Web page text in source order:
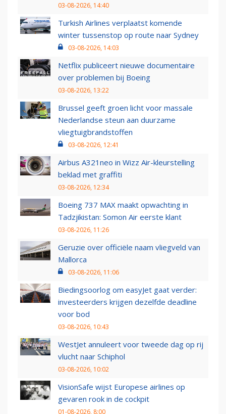
03-08-2026, 14:40
Turkish Airlines verplaatst komende
winter tussenstop op route naar Sydney
03-08-2026, 14:03
Netflix publiceert nieuwe documentaire
over problemen bij Boeing
03-08-2026, 13:22
Brussel geeft groen licht voor massale
Nederlandse steun aan duurzame
vliegtuigbrandstoffen
03-08-2026, 12:41
Airbus A321neo in Wizz Air-kleurstelling
beklad met graffiti
03-08-2026, 12:34
Boeing 737 MAX maakt opwachting in
Tadzjikistan: Somon Air eerste klant
03-08-2026, 11:26
Geruzie over officiële naam vliegveld van
Mallorca
03-08-2026, 11:06
Biedingsoorlog om easyJet gaat verder:
investeerders krijgen dezelfde deadline
voor bod
03-08-2026, 10:43
WestJet annuleert voor tweede dag op rij
vlucht naar Schiphol
03-08-2026, 10:02
VisionSafe wijst Europese airlines op
gevaren rook in de cockpit
01-08-2026, 8:00